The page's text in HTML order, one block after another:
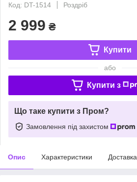
Код: DT-1514
Роздріб
2 999 ₴
Купити
або
Купити з
Що таке купити з Пром?
Замовлення під захистом
Опис Характеристики Доставка